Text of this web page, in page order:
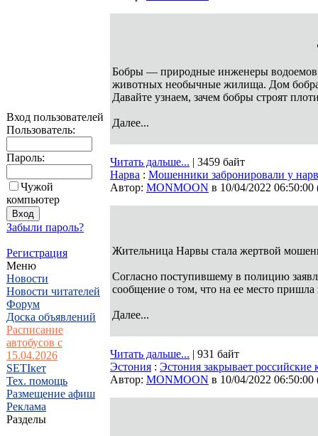
Вход пользователей
Пользователь:
Пароль:
Чужой
компьютер
Забыли пароль?
Регистрация
Меню
Новости
Новости читателей
Форум
Доска объявлений
Расписание
автобусов с
15.04.2026
SETIкет
Тех. помощь
Размещение афиш
Реклама
Разделы
Бобры — природные инженеры
животных необычные жилища. Дом бобра
Давайте узнаем, зачем бобры строят
Далее...
Читать дальше... | 3459 байт
Нарва : Мошенники забронировали у
Автор: MONMOON в 10/04/2022 06:50:00
Жительница Нарвы стала жертвой
Согласно поступившему в полицию
сообщение о том, что на ее место пришла
Далее...
Читать дальше... | 931 байт
Эстония : Эстония закрывает российские
Автор: MONMOON в 10/04/2022 06:50:00